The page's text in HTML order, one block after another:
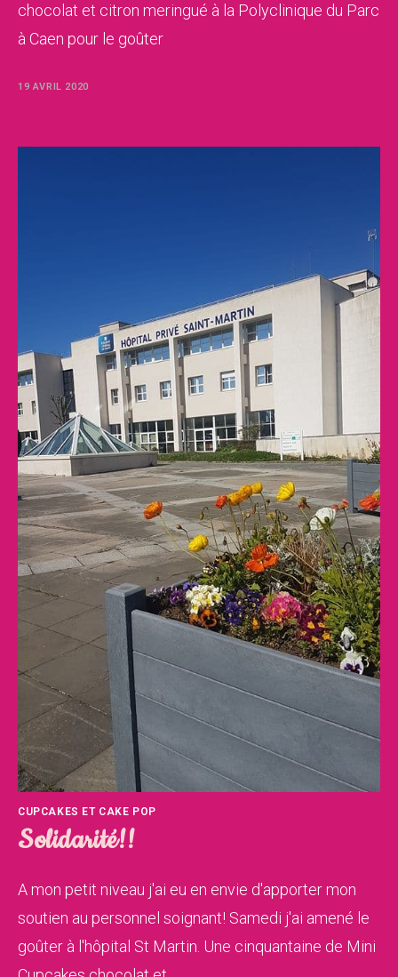
chocolat et citron meringué à la Polyclinique du Parc
à Caen pour le goûter
19 AVRIL 2020
CUPCAKES ET CAKE POP
Solidarité!!
A mon petit niveau j'ai eu en envie d'apporter mon
soutien au personnel soignant! Samedi j'ai amené le
goûter à l'hôpital St Martin. Une cinquantaine de Mini